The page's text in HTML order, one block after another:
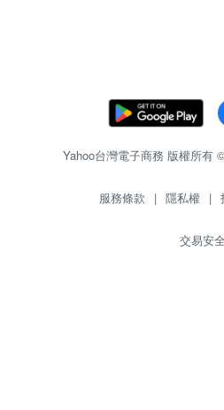
Yahoo台灣電子商務 版權所有
服務條款 | 隱私權 |
交易安全